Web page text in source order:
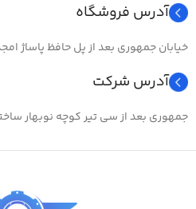
آدرس فروشگاه
خیابان جمهوری بعد از پل حافظ پاساژ
آدرس شرکت
جمهوری بعد از سی تیر کوچه نوبهار ساختمان